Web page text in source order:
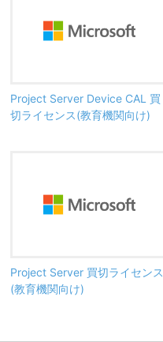
Project Server Device CAL 買
切ライセンス(教育機関向け)
Project Server 買切ライセンス
(教育機関向け)